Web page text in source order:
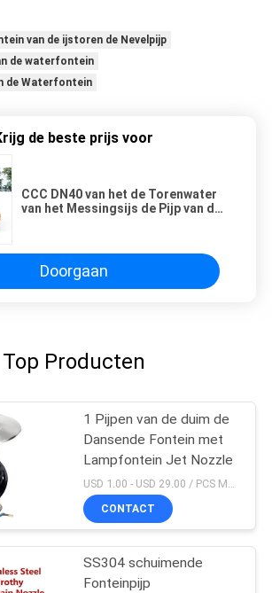
van de ijstoren de Nevelpijp
de waterfontein
de Waterfontein
de beste prijs voor
CCC DN40 van het de Torenwater
van het Messingsijs de Pijp van de
Doorgaan
Top Producten
1 Pijpen van de duim de
Dansende Fontein met
Lampfontein Jet Nozzle
USD 1.00 - USD 29.00 / PCS MOQ:PCs 1
CONTACT
SS304 schuimende
Fonteinpijp